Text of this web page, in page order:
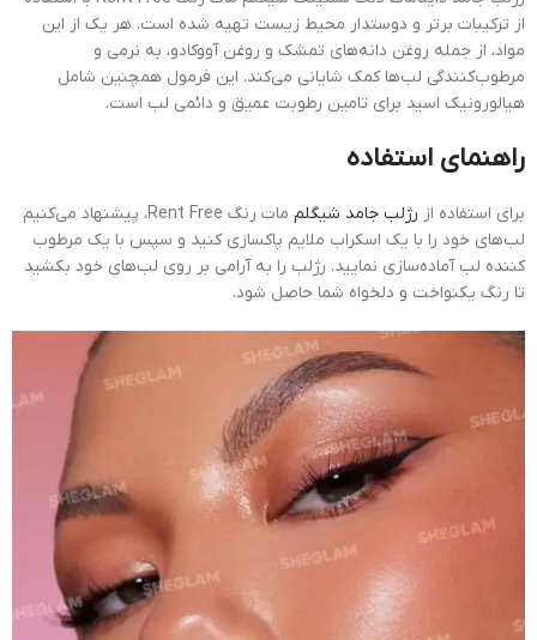
از ترکیبات برتر و دوستدار محیط زیست تهیه شده است. هر یک از این
مواد، از جمله روغن دانه‌های تمشک و روغن آووکادو، به نرمی و
مرطوب‌کنندگی لب‌ها کمک شایانی می‌کند. این فرمول همچنین شامل
هیالورونیک اسید برای تامین رطوبت عمیق و دائمی لب است.
راهنمای استفاده
برای استفاده از رژلب جامد شیگلم
مات رنگ Rent Free، پیشنهاد می‌کنیم
لب‌های خود را با یک اسکراب ملایم پاکسازی کنید و سپس با یک مرطوب
کننده لب آماده‌سازی نمایید. رژلب را به آرامی بر روی لب‌های خود بکشید
تا رنگ یکنواخت و دلخواه شما حاصل شود.